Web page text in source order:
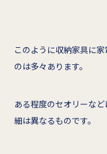
このように収納家具に
のは多々あります。
ある程度のセオリーな
細は異なるものです。